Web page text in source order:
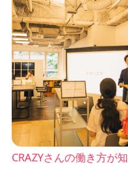
CRAZYさんの働き方が